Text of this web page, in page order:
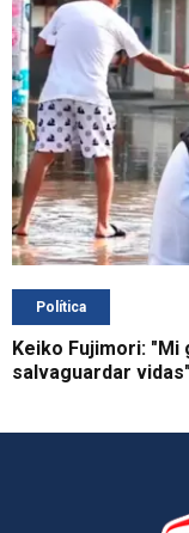
Política
Keiko Fujimori:
salvaguardar